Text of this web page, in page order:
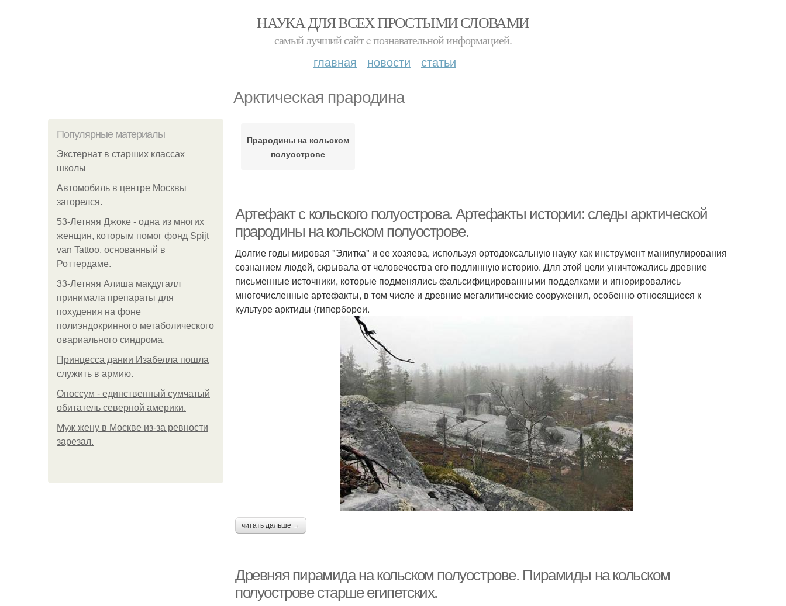
НАУКА ДЛЯ ВСЕХ ПРОСТЫМИ СЛОВАМИ
самый лучший сайт c познавательной информацией.
главная новости статьи
Арктическая прародина
Популярные материалы
Экстернат в старших классах
школы
Автомобиль в центре Москвы
загорелся.
53-Летняя Джоке - одна из многих
женщин, которым помог фонд Spijt
van Tattoo, основанный в
Роттердаме.
33-Летняя Алиша макдугалл
принимала препараты для
похудения на фоне
полиэндокринного метаболического
овариального синдрома.
Принцесса дании Изабелла пошла
служить в армию.
Опоссум - единственный сумчатый
обитатель северной америки.
Mуж жену в Москве из-за ревности
зарезал.
Прародины на кольском
полуострове
Артефакт с кольского полуострова. Артефакты истории: следы арктической
прародины на кольском полуострове.
Долгие годы мировая "Элитка" и ее хозяева, используя ортодоксальную науку как инструмент манипулирования
сознанием людей, скрывала от человечества его подлинную историю. Для этой цели уничтожались древние
письменные источники, которые подменялись фальсифицированными подделками и игнорировались
многочисленные артефакты, в том числе и древние мегалитические сооружения, особенно относящиеся к
культуре арктиды (гипербореи.
читать дальше →
Древняя пирамида на кольском полуострове. Пирамиды на кольском
полуострове старше египетских.